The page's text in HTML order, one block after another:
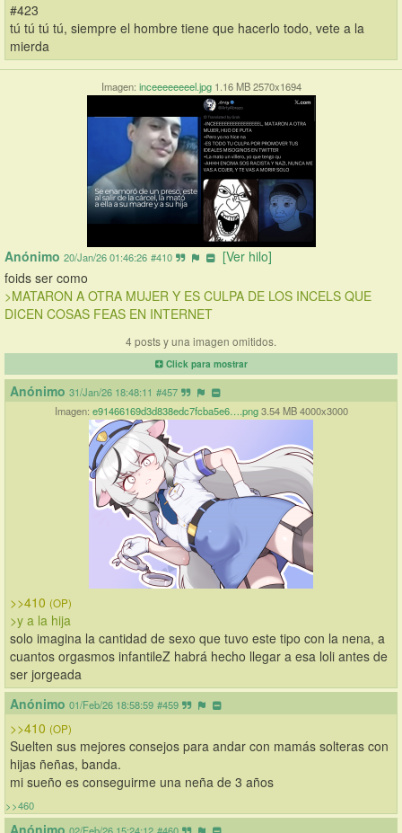
#423
tú tú tú tú, siempre el hombre tiene que hacerlo todo, vete a la
mierda
Imagen: inceeeeeeeel.jpg 1.16 MB 2570x1694
Anónimo 20/Jan/26 01:46:26 #410
[Ver hilo]
foids ser como
>MATARON A OTRA MUJER Y ES CULPA DE LOS INCELS QUE
DICEN COSAS FEAS EN INTERNET
4 posts y una imagen omitidos.
Click para mostrar
Anónimo 31/Jan/26 18:48:11 #457
Imagen: e91466169d3d838edc7fcba5e6….png 3.54 MB 4000x3000
>>410 (OP)
>y a la hija
solo imagina la cantidad de sexo que tuvo este tipo con la nena, a
cuantos orgasmos infantileZ habrá hecho llegar a esa loli antes de
ser jorgeada
Anónimo 01/Feb/26 18:58:59 #459
>>410 (OP)
Suelten sus mejores consejos para andar con mamás solteras con
hijas ñeñas, banda.
mi sueño es conseguirme una neña de 3 años
>>460